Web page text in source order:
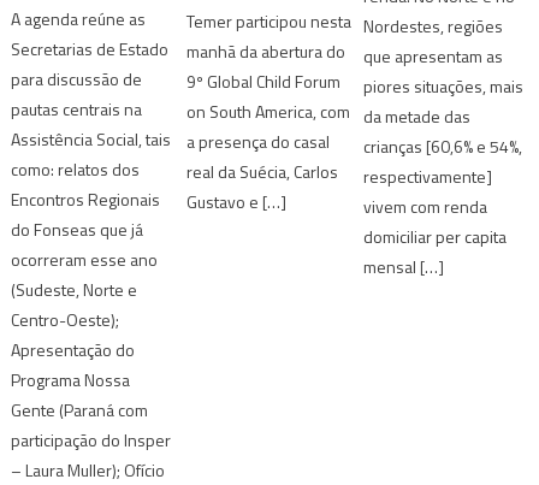
A agenda reúne as
Secretarias de Estado
para discussão de
pautas centrais na
Assistência Social, tais
como: relatos dos
Encontros Regionais
do Fonseas que já
ocorreram esse ano
(Sudeste, Norte e
Centro-Oeste);
Apresentação do
Programa Nossa
Gente (Paraná com
participação do Insper
– Laura Muller); Ofício
Temer participou nesta
manhã da abertura do
9º Global Child Forum
on South America, com
a presença do casal
real da Suécia, Carlos
Gustavo e […]
Nordestes, regiões
que apresentam as
piores situações, mais
da metade das
crianças [60,6% e 54%,
respectivamente]
vivem com renda
domiciliar per capita
mensal […]